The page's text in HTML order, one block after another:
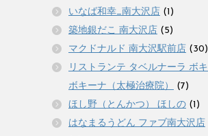
いなば和幸_南大沢店 (1)
築地銀だこ 南大沢店 (5)
マクドナルド 南大沢駅前店 (30)
リストランテ タベルナーラ ボキ
ボキーナ（太極治療院）
(7)
ほし野（とんかつ） ほしの (1)
はなまるうどん ファブ南大沢店